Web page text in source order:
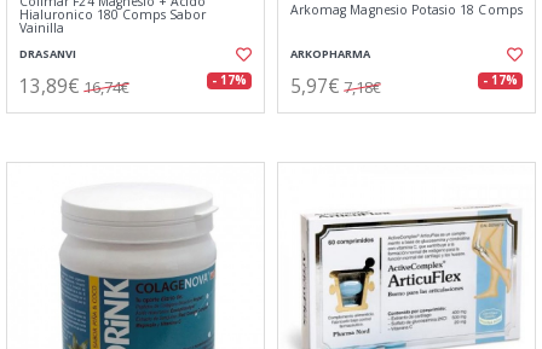
Hialuronico 180 Comps Sabor
Vainilla
DRASANVI
13,89€ 16,74€ - 17%
Arkomag Magnesio Potasio 18 Comps
ARKOPHARMA
5,97€ 7,18€ - 17%